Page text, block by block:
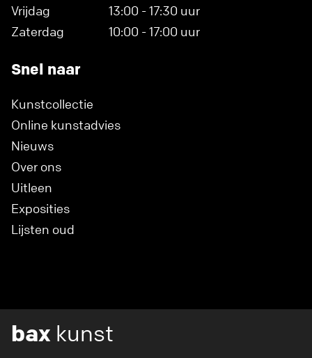
Vrijdag
13:00 - 17:30 uur
Zaterdag
10:00 - 17:00 uur
Snel naar
Kunstcollectie
Online kunstadvies
Nieuws
Over ons
Uitleen
Exposities
Lijsten oud
bax kunst